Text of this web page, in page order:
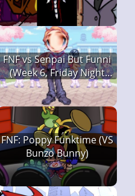
FNF vs Senpai But Funni
(Week 6, Friday Night
Funkin')
FNF: Poppy Funktime (VS
Bunzo Bunny)